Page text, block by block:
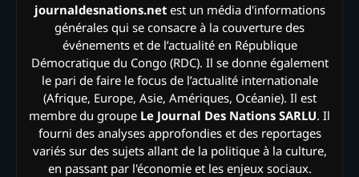
journaldesnations.netest un média d'informations
générales qui se consacre à la couverture des
événements et de l’actualité en République
Démocratique du Congo (RDC). Il se donne également
le pari de faire le focus de l’actualité internationale
(Afrique, Europe, Asie, Amériques, Océanie). Il est
membre du groupe Le Journal Des Nations SARLU. Il
fourni des analyses approfondies et des reportages
variés sur des sujets allant de la politique à la culture,
en passant par l'économie et les enjeux sociaux.